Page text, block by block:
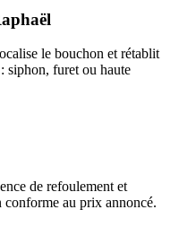
le bouchon et rétablit
siphon, furet ou haute
de refoulement et
au prix annoncé.